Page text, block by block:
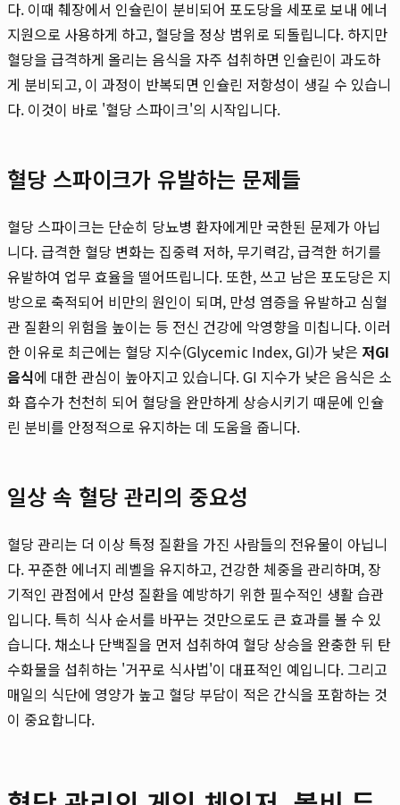
다. 이때 췌장에서 인슐린이 분비되어 포도당을 세포로 보내 에너
지원으로 사용하게 하고, 혈당을 정상 범위로 되돌립니다. 하지만
혈당을 급격하게 올리는 음식을 자주 섭취하면 인슐린이 과도하
게 분비되고, 이 과정이 반복되면 인슐린 저항성이 생길 수 있습니
다. 이것이 바로 '혈당 스파이크'의 시작입니다.
혈당 스파이크가 유발하는 문제들
혈당 스파이크는 단순히 당뇨병 환자에게만 국한된 문제가 아닙
니다. 급격한 혈당 변화는 집중력 저하, 무기력감, 급격한 허기를
유발하여 업무 효율을 떨어뜨립니다. 또한, 쓰고 남은 포도당은 지
방으로 축적되어 비만의 원인이 되며, 만성 염증을 유발하고 심혈
관 질환의 위험을 높이는 등 전신 건강에 악영향을 미칩니다. 이러
한 이유로 최근에는 혈당 지수(Glycemic Index, GI)가 낮은 저GI
음식에 대한 관심이 높아지고 있습니다. GI 지수가 낮은 음식은 소
화 흡수가 천천히 되어 혈당을 완만하게 상승시키기 때문에 인슐
린 분비를 안정적으로 유지하는 데 도움을 줍니다.
일상 속 혈당 관리의 중요성
혈당 관리는 더 이상 특정 질환을 가진 사람들의 전유물이 아닙니
다. 꾸준한 에너지 레벨을 유지하고, 건강한 체중을 관리하며, 장
기적인 관점에서 만성 질환을 예방하기 위한 필수적인 생활 습관
입니다. 특히 식사 순서를 바꾸는 것만으로도 큰 효과를 볼 수 있
습니다. 채소나 단백질을 먼저 섭취하여 혈당 상승을 완충한 뒤 탄
수화물을 섭취하는 '거꾸로 식사법'이 대표적인 예입니다. 그리고
매일의 식단에 영양가 높고 혈당 부담이 적은 간식을 포함하는 것
이 중요합니다.